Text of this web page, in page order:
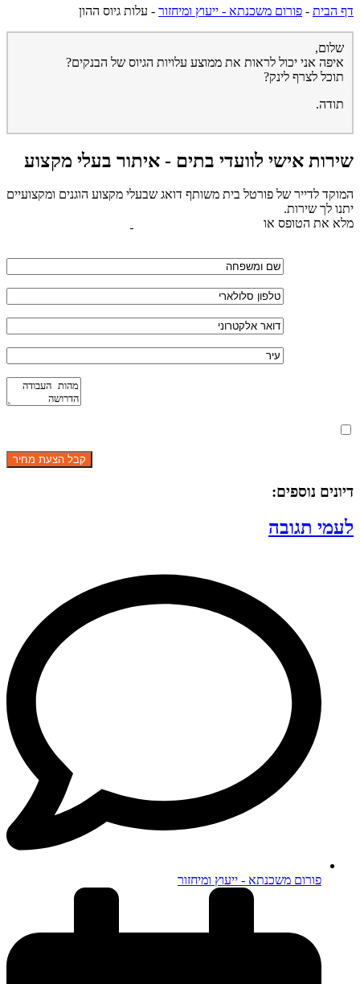
דף הבית - פורום משכנתא - ייעוץ ומיחזור - עלות גיוס ההון
שלום,
איפה אני יכול לראות את ממוצע עלויות הגיוס של הבנקים?
תוכל לצרף לינק?
תודה.
שירות אישי לוועדי בתים - איתור בעלי מקצוע
המוקד לדייר של פורטל בית משותף דואג שבעלי מקצוע הוגנים ומקצועיים
יתנו לך שירות.
מלא את הטופס או
דיונים נוספים:
לעמי תגובה
פורום משכנתא - ייעוץ ומיחזור